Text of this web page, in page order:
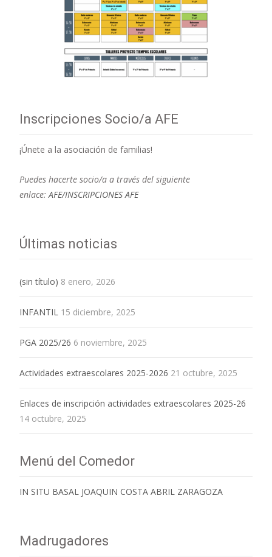
Inscripciones Socio/a AFE
¡Únete a la asociación de familias!
Puedes hacerte socio/a a través del siguiente
enlace:AFE/INSCRIPCIONES AFE
Últimas noticias
(sin título) 8 enero, 2026
INFANTIL 15 diciembre, 2025
PGA 2025/26 6 noviembre, 2025
Actividades extraescolares 2025-2026 21 octubre, 2025
Enlaces de inscripción actividades extraescolares 2025-26
14 octubre, 2025
Menú del Comedor
IN SITU BASAL JOAQUIN COSTA ABRIL ZARAGOZA
Madrugadores